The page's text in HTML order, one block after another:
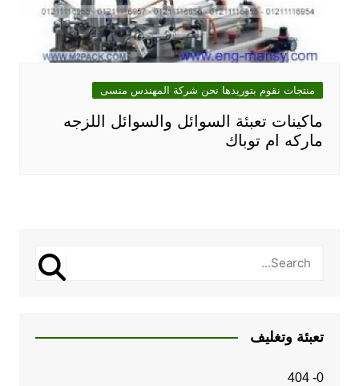
منتجات نقوم بتوريدها نحن شركة المهندس منسى
ماكينات تعبئة السوائل والسوائل اللزجه
ماركه ام توباك
تعبئة وتغليف
0- 404